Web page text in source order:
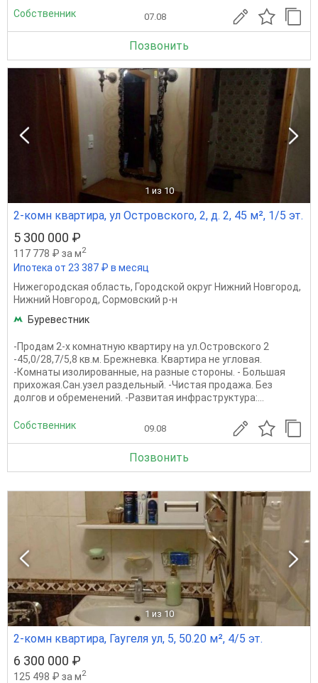
Собственник 07.08
Позвонить
1 из 10
2-комн квартира, ул Островского, 2, д. 2, 45 м², 1/5 эт.
5 300 000 ₽
117 778 ₽ за м2
Ипотека от 23 387 ₽ в месяц
Нижегородская область, Городской округ Нижний Новгород,
Нижний Новгород, Сормовский р-н
Буревестник
-Продам 2-х комнатную квартиру на ул.Островского 2
-45,0/28,7/5,8 кв.м. Брежневка. Квартира не угловая.
-Комнаты изолированные, на разные стороны. - Большая
прихожая.Сан.узел раздельный. -Чистая продажа. Без
долгов и обременений. -Развитая инфраструктура:...
Собственник 09.08
Позвонить
1 из 10
2-комн квартира, Гаугеля ул, 5, 50.20 м², 4/5 эт.
6 300 000 ₽
125 498 ₽ за м2